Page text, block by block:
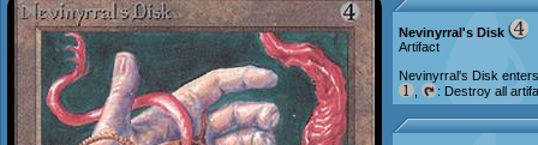
Nevinyrral's Disk
Artifact
Nevinyrral's Disk
: Destroy all